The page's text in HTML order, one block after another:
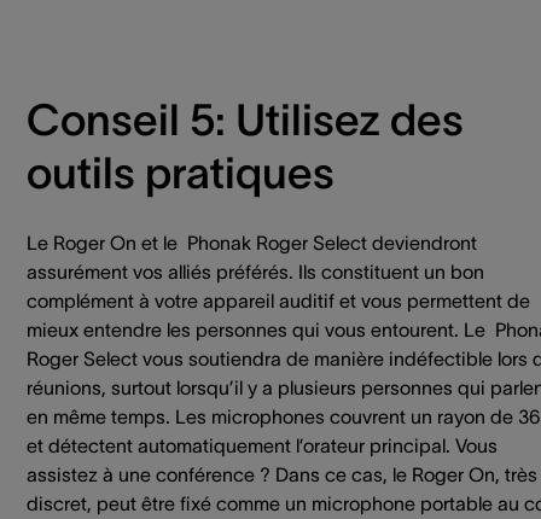
Conseil 5: Utilisez des
outils pratiques
Le Roger On et le Phonak Roger Select deviendront
assurément vos alliés préférés. Ils constituent un bon
complément à votre appareil auditif et vous permettent de
mieux entendre les personnes qui vous entourent. Le
Roger Select vous soutiendra de manière indéfectible lors
réunions, surtout lorsqu’il y a plusieurs personnes qui
en même temps. Les microphones couvrent un rayon de
et détectent automatiquement l’orateur principal. Vous
assistez à une conférence ? Dans ce cas, le Roger On, très
discret, peut être fixé comme un microphone portable au